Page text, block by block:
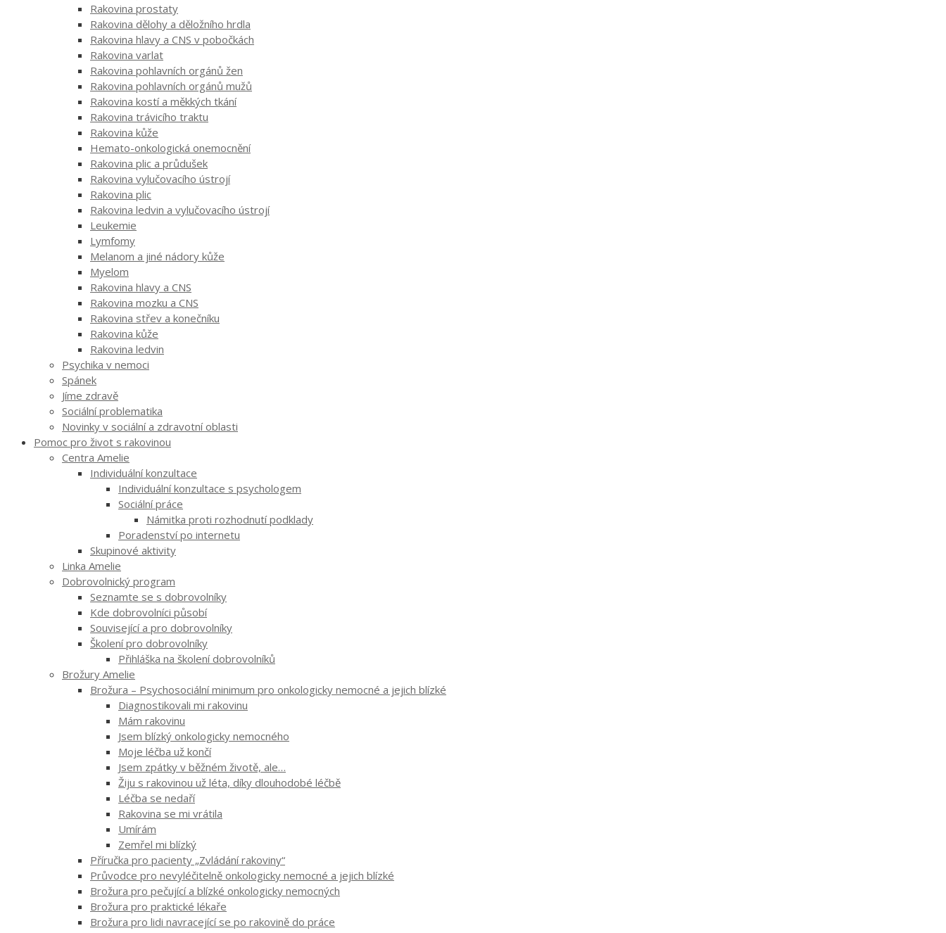
Rakovina prostaty
Rakovina dělohy a děložního hrdla
Rakovina hlavy a CNS v pobočkách
Rakovina varlat
Rakovina pohlavních orgánů žen
Rakovina pohlavních orgánů mužů
Rakovina kostí a měkkých tkání
Rakovina trávicího traktu
Rakovina kůže
Hemato-onkologická onemocnění
Rakovina plic a průdušek
Rakovina vylučovacího ústrojí
Rakovina plic
Rakovina ledvin a vylučovacího ústrojí
Leukemie
Lymfomy
Melanom a jiné nádory kůže
Myelom
Rakovina hlavy a CNS
Rakovina mozku a CNS
Rakovina střev a konečníku
Rakovina kůže
Rakovina ledvin
Psychika v nemoci
Spánek
Jíme zdravě
Sociální problematika
Novinky v sociální a zdravotní oblasti
Pomoc pro život s rakovinou
Centra Amelie
Individuální konzultace
Individuální konzultace s psychologem
Sociální práce
Námitka proti rozhodnutí podklady
Poradenství po internetu
Skupinové aktivity
Linka Amelie
Dobrovolnický program
Seznamte se s dobrovolníky
Kde dobrovolníci působí
Související a pro dobrovolníky
Školení pro dobrovolníky
Přihláška na školení dobrovolníků
Brožury Amelie
Brožura – Psychosociální minimum pro onkologicky nemocné a jejich blízké
Diagnostikovali mi rakovinu
Mám rakovinu
Jsem blízký onkologicky nemocného
Moje léčba už končí
Jsem zpátky v běžném životě, ale…
Žiju s rakovinou už léta, díky dlouhodobé léčbě
Léčba se nedaří
Rakovina se mi vrátila
Umírám
Zemřel mi blízký
Příručka pro pacienty „Zvládání rakoviny“
Průvodce pro nevyléčitelně onkologicky nemocné a jejich blízké
Brožura pro pečující a blízké onkologicky nemocných
Brožura pro praktické lékaře
Brožura pro lidi navracející se po rakovině do práce